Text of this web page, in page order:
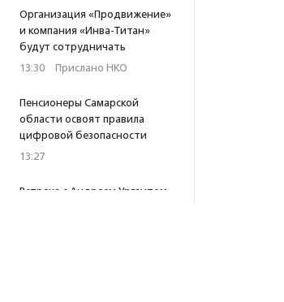
Организация «Продвижение»
и компания «Инва-Титан»
будут сотрудничать
13:30 · Прислано НКО
Пенсионеры Самарской
области освоят правила
цифровой безопасности
13:27
Встреча с Андреем Ургантом